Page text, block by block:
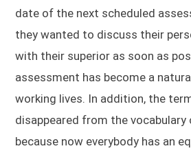
date of the next scheduled
they wanted to discuss their
with their superior as soon as
assessment has become a
working lives. In addition, the
disappeared from the vocabulary
because now everybody has an